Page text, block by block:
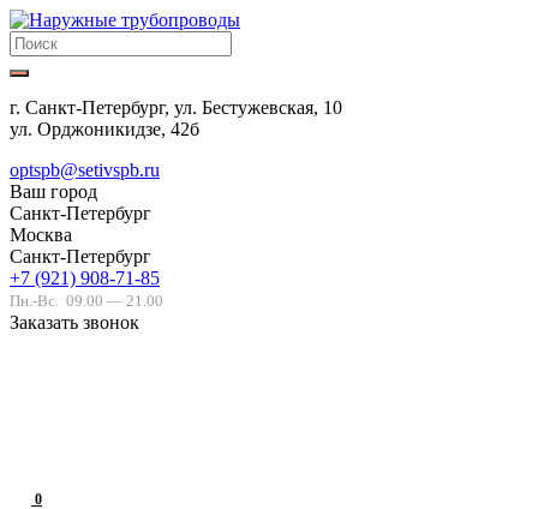
г. Санкт-Петербург, ул. Бестужевская, 10
ул. Орджоникидзе, 42б
optspb@setivspb.ru
Ваш город
Санкт-Петербург
Москва
Санкт-Петербург
+7 (921) 908-71-85
Пн.-Вс. 09.00 — 21.00
Заказать звонок
0